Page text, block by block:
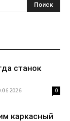
станок
0
каркасный